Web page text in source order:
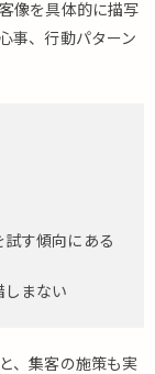
像を具体的に描写
事、行動パターン
試す傾向にある
しまない
、集客の施策も実